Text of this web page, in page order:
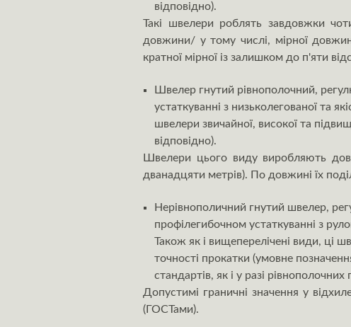
відповідно).
Такі швелери роблять завдовжки
довжини/ у тому числі, мірної
кратної мірної із залишком до п'яти
Швелер гнутий рівнополочний,
устаткуванні з низьколегованої та
швелери звичайної, високої та
відповідно).
Швелери цього виду виробляють
дванадцяти метрів). По довжині їх
Нерівнополичний гнутий швелер,
профілегибочном устаткуванні з
Також як і вищеперелічені види, ці
точності прокатки (умовне
стандартів, як і у разі рівнополочних
Допустимі граничні значення у
(ГОСТами).